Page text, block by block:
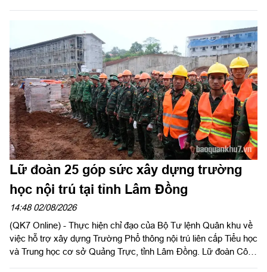
Chấp hành Trung ương Đảng, Bí thư Tỉnh ủy, Bí thư Đảng ủy
Quân sự tỉnh đồng chủ trì hội nghị.
Lữ đoàn 25 góp sức xây dựng trường
học nội trú tại tỉnh Lâm Đồng
14:48 02/08/2026
(QK7 Online) - Thực hiện chỉ đạo của Bộ Tư lệnh Quân khu về
việc hỗ trợ xây dựng Trường Phổ thông nội trú liên cấp Tiểu học
và Trung học cơ sở Quảng Trực, tỉnh Lâm Đồng. Lữ đoàn Công